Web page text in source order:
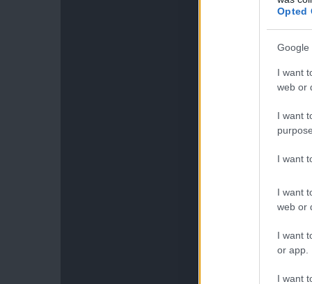
Opted
Google
I want
web or
I want
I want
I want
web or
I want
or app.
I want